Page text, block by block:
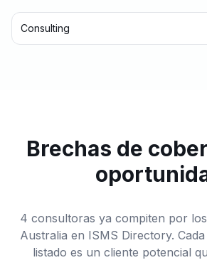
Consulting
Brechas de
4 consultoras ya compiten por
Australia en ISMS Directory.
listado es un cliente potencial